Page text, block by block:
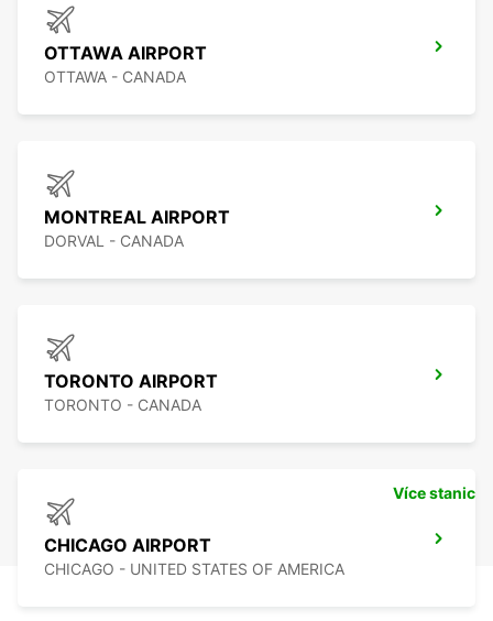
OTTAWA AIRPORT
OTTAWA - CANADA
MONTREAL AIRPORT
DORVAL - CANADA
TORONTO AIRPORT
TORONTO - CANADA
CHICAGO AIRPORT
CHICAGO - UNITED STATES OF AMERICA
Více stanic